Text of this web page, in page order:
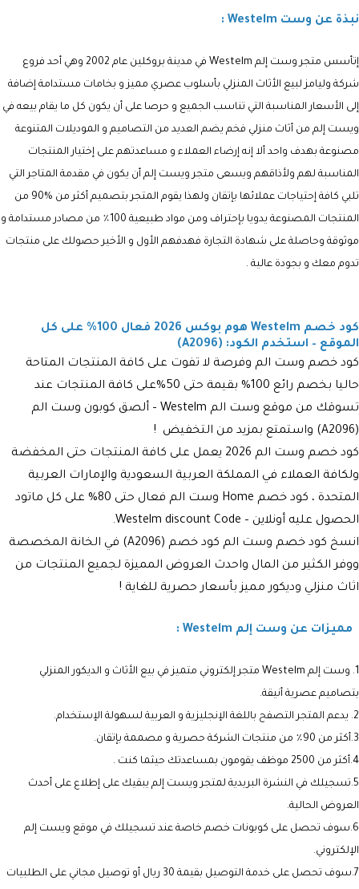
نبذة عن وست Westelm :
إتأسس متجر وست إلم Westelm في مدينة بروكلين عام 2002 وهي أحد فروع
شركة وليامز لبيع الأثاث المنزلي بأسلوب عصري مميز و بخامات مستدامة إضافة
إلى الأسعار المناسبة التي تناسب الجميع و حرصا على أن يكون كل ما يقام بيعه في
ويست إلم من أثاث منزلي فخم يضم العديد من التصاميم و الموديلات المتنوعة
مصنوعة بهدف واحد ألا إنه إرضاء العملاء و مساعدتهم على إختيار المنتجات
المناسبة لهم ولأذاقهم ويسعى متجر ويست إلم أن يكون في مقدمة المتاجر التي
تلبي كافة إحتياجات عملائها بإتقان ولهذا يقوم المتجر بتصميم أكثر من %90 من
المنتجات المصنوعة يدويا بإحتراف ومن مواد طبيعية 100٪ من مصادر مستدامة و
موثوقة وحاصلة على شهادة التجارة فهدفهم الأول و الأخير حصولك على منتجات
تدوم معك و بجودة عالية .
كود خصم Westelm هوم بوكس 2026 فعال 100% على كل
الموقع – استخدم الكود: (A2096)
كود خصم وست الم وفرصة لا تفوت على كافة المنتجات المتاحة
حاليا بخصم رائع 100% بقيمة حتى 50%على كافة المنتجات عند
تسوقك من موقع وست الم Westelm – ألصق كوبون وست الم
(
A2096) واستمتع بمزيد من التخفيض !
كود خصم وست الم 2026 يعمل على كافة المنتجات حتى المخفضة
ولكافة العملاء في المملكة العربية السعودية والإمارات العربية
المتحدة ، كود خصم Home وست الم فعال حتى 80% على كل ماتود
الحصول عليه أونلاين – Westelm discount Code.
انسخ كود خصم وست الم كود خصم (A2096) في الخانة المخصصة
ووفر الكثير من المال واحدث العروض المميزة لجميع المنتجات من
اثاث منزلي وديكور مميز بأسعار حصرية للغاية !
مميزات عن وست إلم Westelm :
1. وست إلم Westelm متجر إلكتروني متميز في بيع الأثاث و الديكور المنزلي
بتصاميم عصرية أنيقة.
2. يدعم المتجر التصفح باللغة الإنجليزية و العربية لسهولة الإستخدام.
3.أكثر من 90٪ من منتجات الشركة حصرية و مصممة بإتقان.
4.أكثر من 2500 موظف يقومون بمساعدتك حيثما كنت .
5.تسجيلك في النشرة البريدية لمتجر ويست إلم يبقيك على إطلاع على أحدث
العروض الحالية.
6.سوف تحصل على كوبونات خصم خاصة عند تسجيلك في موقع ويست إلم
الإلكتروني.
7.سوف تحصل على خدمة التوصيل بقيمة 30 ريال أو توصيل مجاني على الطلبيات